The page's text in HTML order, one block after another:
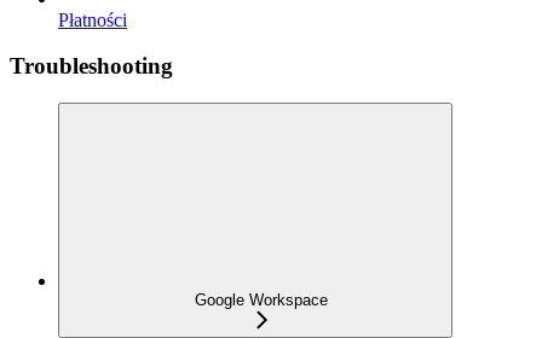
Płatności
Troubleshooting
Google Workspace